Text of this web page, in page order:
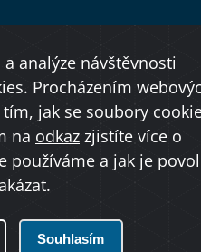
dopravy ČR
analýze návštěvnosti
Procházením
jak se soubory
na odkaz zjistíte více o
používáme a jak je
Souhlasím